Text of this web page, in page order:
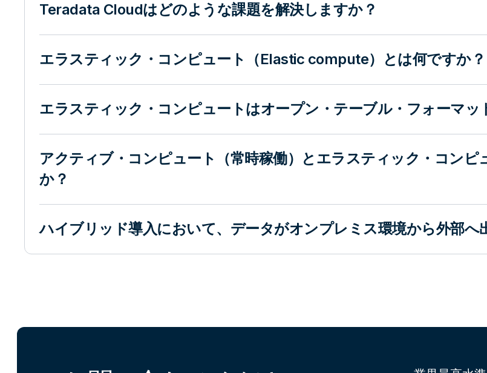
Teradata Cloudはどのような課題を解決しますか？
エラスティック・コンピュート（Elastic compute）とは何ですか？
エラスティック・コンピュートはオープン・テーブル・フォーマッ
アクティブ・コンピュート（常時稼働）とエラスティック・コン
か？
ハイブリッド導入において、データがオンプレミス環境から外部へ